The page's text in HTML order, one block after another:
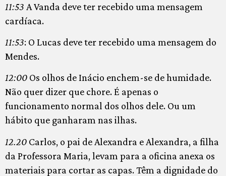
11:53 A Vanda deve ter recebido uma mensagem
cardíaca.
11:53: O Lucas deve ter recebido uma mensagem do
Mendes.
12:00 Os olhos de Inácio enchem-se de humidade.
Não quer dizer que chore. É apenas o
funcionamento normal dos olhos dele. Ou um
hábito que ganharam nas ilhas.
12.20 Carlos, o pai de Alexandra e Alexandra, a filha
da Professora Maria, levam para a oficina anexa os
materiais para cortar as capas. Têm a dignidade do